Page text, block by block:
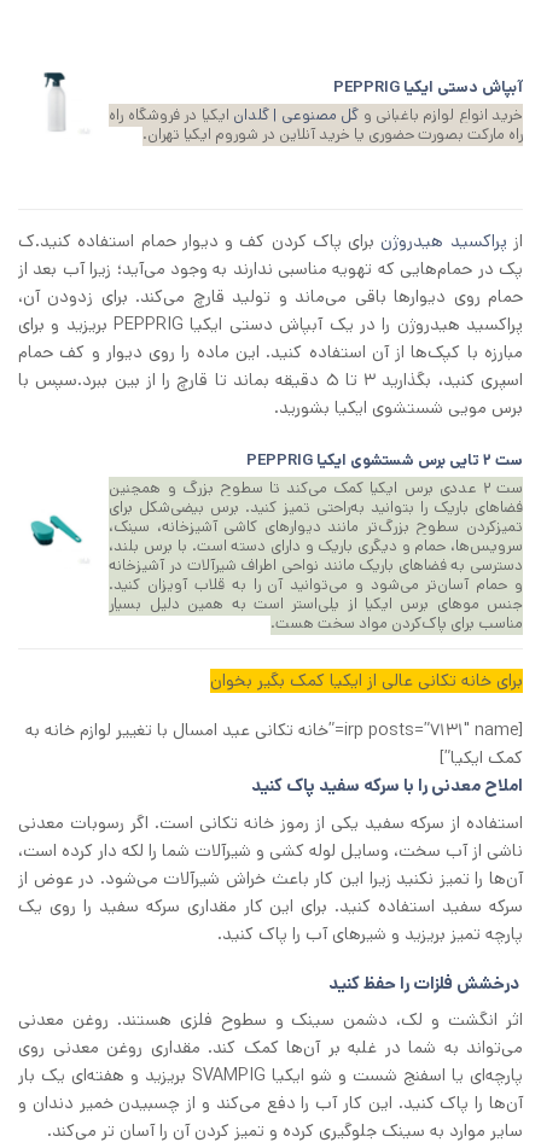
آبپاش دستی ایکیا PEPPRIG
خرید انواع لوازم باغبانی و گل مصنوعی | گلدان ایکیا در فروشگاه راه
راه مارکت بصورت حضوری یا خرید آنلاین در شوروم ایکیا تهران.
از پراکسید هیدروژن برای پاک کردن کف و دیوار حمام استفاده کنید.ک
پک در حمام‌هایی که تهویه مناسبی ندارند به وجود می‌آید؛ زیرا آب بعد از
حمام روی دیوارها باقی می‌ماند و تولید قارچ می‌کند. برای زدودن آن،
پراکسید هیدروژن را در یک آبپاش دستی ایکیا PEPPRIG بریزید و برای
مبارزه با کپک‌ها از آن استفاده کنید. این ماده را روی دیوار و کف حمام
اسپری کنید، بگذارید 3 تا 5 دقیقه بماند تا قارچ را از بین ببرد.سپس با
برس مویی شستشوی ایکیا بشورید.
ست 2 تایی برس شستشوی ایکیا PEPPRIG
ست ۲ عددی برس ایکیا کمک می‌کند تا سطوح بزرگ و همچنین
فضاهای باریک را بتوانید به‌راحتی تمیز کنید. برس بیضی‌شکل برای
تمیزکردن سطوح بزرگ‌تر مانند دیوارهای کاشی آشپزخانه، سینک،
سرویس‌ها، حمام و دیگری باریک و دارای دسته است. با برس بلند،
دسترسی به فضاهای باریک مانند نواحی اطراف شیرآلات در آشپزخانه
و حمام آسان‌تر می‌شود و می‌توانید آن را به قلاب آویزان کنید.
جنس موهای برس ایکیا از پلی‌استر است به همین دلیل بسیار
مناسب برای پاک‌کردن مواد سخت هست.
برای خانه تکانی عالی از ایکیا کمک بگیر بخوان
[irp posts=”7131″ name=”خانه‌ تکانی عید امسال با تغییر لوازم خانه به
کمک ایکیا”]
املاح معدنی را با سرکه سفید پاک کنید
استفاده از سرکه سفید یکی از رموز خانه‌ تکانی است. اگر رسوبات معدنی
ناشی از آب سخت، وسایل لوله ‌کشی و شیرآلات شما را لکه ‌دار کرده است،
آن‌ها را تمیز نکنید زیرا این کار باعث خراش شیرآلات می‌شود. در عوض از
سرکه سفید استفاده کنید. برای این کار مقداری سرکه سفید را روی یک
پارچه تمیز بریزید و شیرهای آب را پاک کنید.
درخشش فلزات را حفظ کنید
اثر انگشت و لک، دشمن سینک و سطوح فلزی هستند. روغن معدنی
می‌تواند به شما در غلبه بر آن‌ها کمک کند. مقداری روغن معدنی روی
پارچه‌ای یا اسفنج شست و شو ایکیا SVAMPIG بریزید و هفته‌ای یک بار
آن‌ها را پاک کنید. این کار آب را دفع می‌کند و از چسبیدن خمیر دندان و
سایر موارد به سینک جلوگیری کرده و تمیز کردن آن را آسان‌ تر می‌کند.